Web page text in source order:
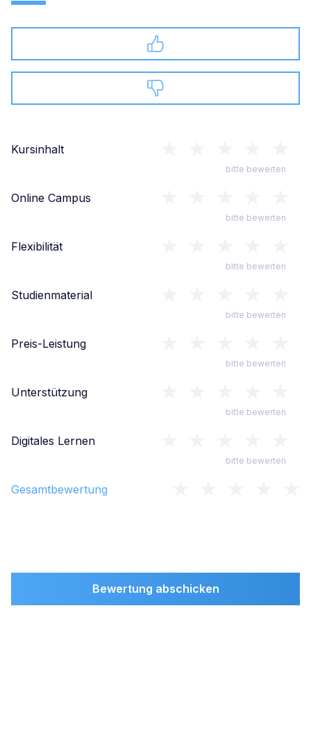
Kursinhalt
bitte bewerten
Online Campus
bitte bewerten
Flexibilität
bitte bewerten
Studienmaterial
bitte bewerten
Preis-Leistung
bitte bewerten
Unterstützung
bitte bewerten
Digitales Lernen
bitte bewerten
Gesamtbewertung
Bewertung abschicken